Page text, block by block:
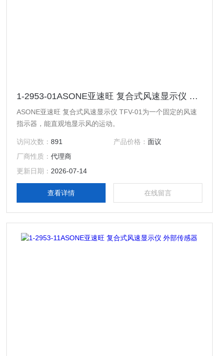
1-2953-01ASONE亚速旺 复合式风速显示仪 TFV-01
ASONE亚速旺 复合式风速显示仪 TFV-01为一个固定的风速
指示器，能直观地显示风的运动。
访问次数：891 产品价格： 面议
厂商性质：代理商
更新日期： 2026-07-14
查看详情 在线留言